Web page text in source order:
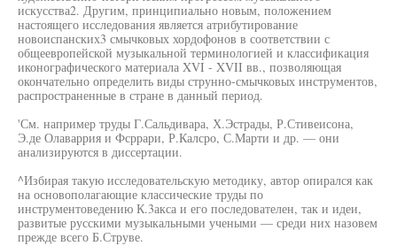
искусства2. Другим, принципиально новым, положением
настоящего исследования является атрибутирование
новоиспанских3 смычковых хордофонов в соответствии с
общеевропейской музыкальной терминологией и классификация
иконографического материала XVI - XVII вв., позволяющая
окончательно определить виды струнно-смычковых инструментов,
распространенные в стране в данный период.
'См. например труды Г.Сальдивара, Х.Эстрады, Р.Стивеисона,
Э.де Олаваррия и Фсррари, Р.Калсро, С.Марти и др. — они
анализируются в диссертации.
^Избирая такую исследовательскую методику, автор опирался как
на основополагающие классические труды по
инструментоведению К.3акса и его последователен, так и идеи,
развитые русскими музыкальными учеными — среди них назовем
прежде всего Б.Струве.